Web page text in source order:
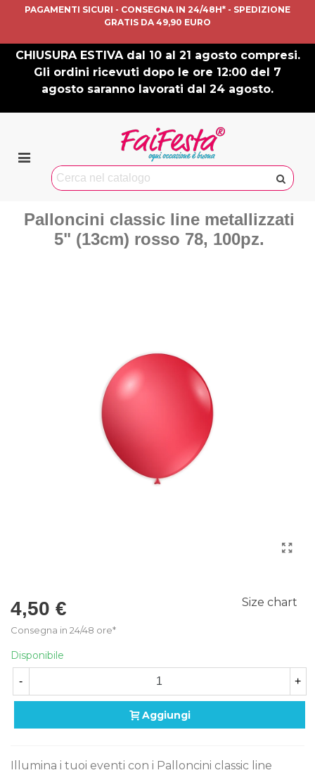
PAGAMENTI SICURI - CONSEGNA IN 24/48H* - SPEDIZIONE
GRATIS DA 49,90 EURO
CHIUSURA ESTIVA dal 10 al 21 agosto compresi.
Gli ordini ricevuti dopo le ore 12:00 del 7
agosto saranno lavorati dal 24 agosto.
Palloncini classic line metallizzati
5" (13cm) rosso 78, 100pz.
4,50 €
Consegna in 24/48 ore*
Size chart
Disponibile
- +
Aggiungi
Illumina i tuoi eventi con i Palloncini classic line